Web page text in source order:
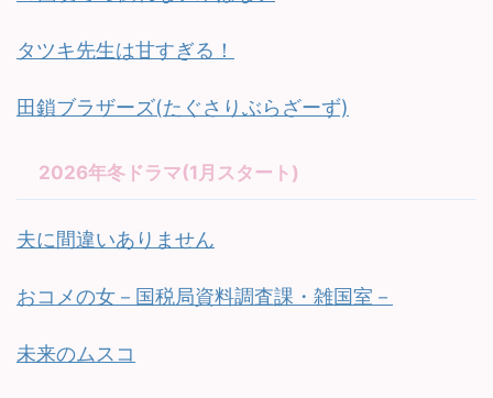
タツキ先生は甘すぎる！
田鎖ブラザーズ(たぐさりぶらざーず)
2026年冬ドラマ(1月スタート)
夫に間違いありません
おコメの女－国税局資料調査課・雑国室－
未来のムスコ